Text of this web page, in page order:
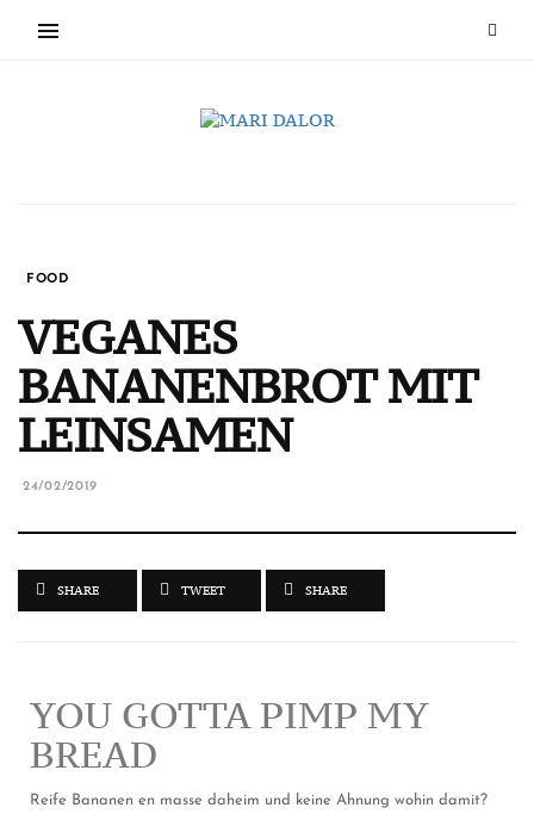
FOOD
VEGANES
BANANENBROT MIT
LEINSAMEN
24/02/2019
SHARE TWEET SHARE
YOU GOTTA PIMP MY
BREAD
Reife Bananen en masse daheim und keine Ahnung wohin damit?